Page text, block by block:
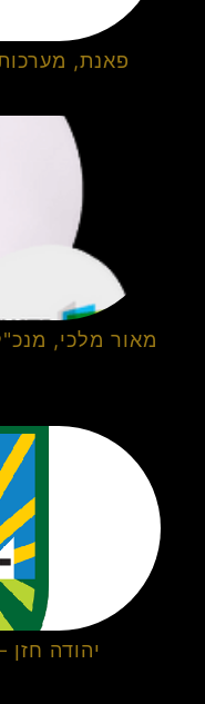
פאנת,
מאור מלכי,
יהודה חזן